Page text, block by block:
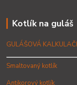
Kotlík na guláš
GULÁŠOVÁ
Smaltovaný kotlík
Antikorový kotlík